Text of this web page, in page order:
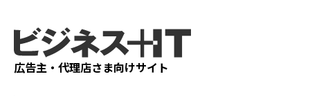
広告主・代理店さま向けサイト